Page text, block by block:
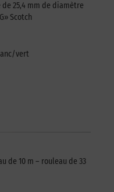
de 25,4 mm de diamètre
Scotch
vert
de 10 m – rouleau de 33